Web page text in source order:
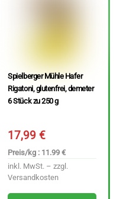
Spielberger Mühle Hafer
Rigatoni, glutenfrei, demeter
6 Stück zu 250 g
17,99€
Preis/kg : 11.99 €
inkl. MwSt. – zzgl.
Versandkosten